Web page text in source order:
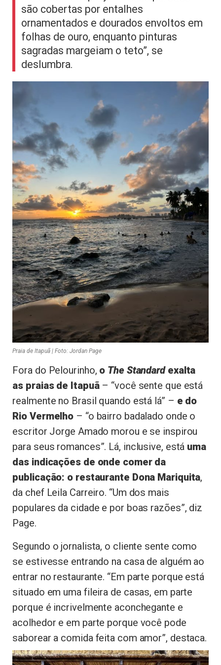
são cobertas por entalhes
ornamentados e dourados envoltos em
folhas de ouro, enquanto pinturas
sagradas margeiam o teto”, se
deslumbra.
Praia de Itapuã | Foto: Jordan Page
Fora do Pelourinho, o The Standardexalta
as praias de Itapuã– “você sente que está
realmente no Brasil quando está lá” – e do
Rio Vermelho – “o bairro badalado onde o
escritor Jorge Amado morou e se inspirou
para seus romances”. Lá, inclusive, está uma
das indicações de onde comer da
publicação: o restaurante Dona Mariquita,
da chef Leila Carreiro. “Um dos mais
populares da cidade e por boas razões”, diz
Page.
Segundo o jornalista, o cliente sente como
se estivesse entrando na casa de alguém ao
entrar no restaurante. “Em parte porque está
situado em uma fileira de casas, em parte
porque é incrivelmente aconchegante e
acolhedor e em parte porque você pode
saborear a comida feita com amor”, destaca.